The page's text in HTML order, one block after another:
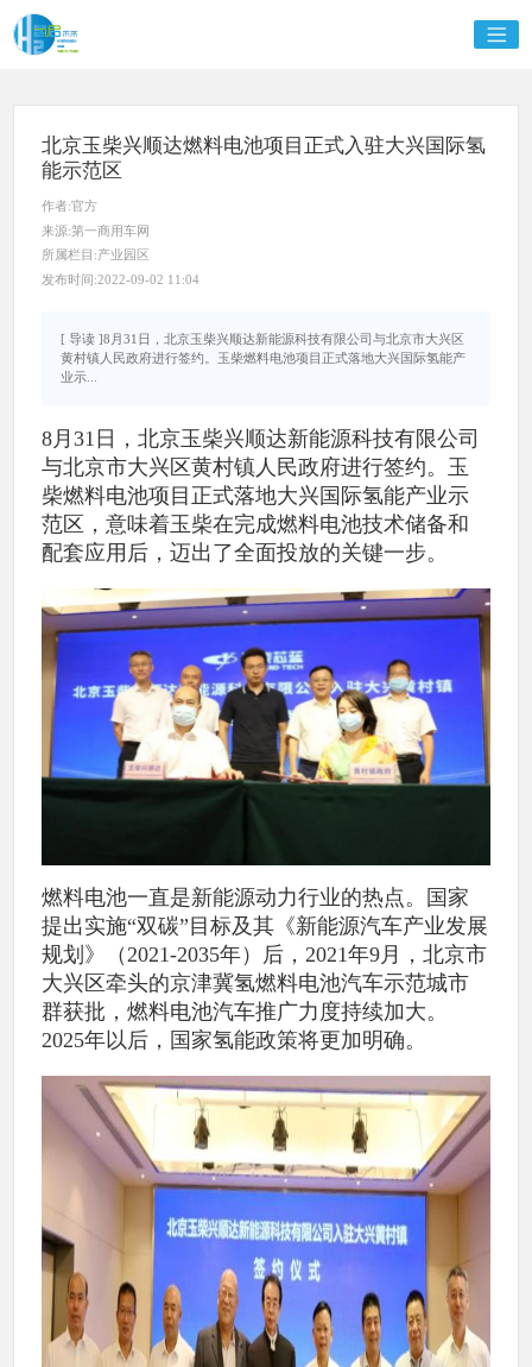
北京玉柴兴顺达燃料电池项目正式入驻大兴国际氢
能示范区
作者:官方
来源:第一商用车网
所属栏目:产业园区
发布时间:2022-09-02 11:04
[ 导读 ]8月31日，北京玉柴兴顺达新能源科技有限公司与北京市大兴区
黄村镇人民政府进行签约。玉柴燃料电池项目正式落地大兴国际氢能产
业示...
8月31日，北京玉柴兴顺达新能源科技有限公司
与北京市大兴区黄村镇人民政府进行签约。玉
柴燃料电池项目正式落地大兴国际氢能产业示
范区，意味着玉柴在完成燃料电池技术储备和
配套应用后，迈出了全面投放的关键一步。
燃料电池一直是新能源动力行业的热点。国家
提出实施“双碳”目标及其《新能源汽车产业发展
规划》（2021-2035年）后，2021年9月，北京市
大兴区牵头的京津冀氢燃料电池汽车示范城市
群获批，燃料电池汽车推广力度持续加大。
2025年以后，国家氢能政策将更加明确。